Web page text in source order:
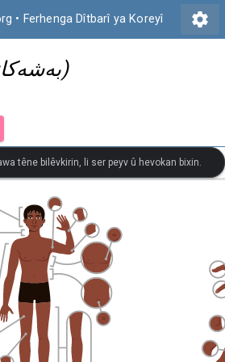
• Ferhenga Dîtbarî ya Koreyî settings
(بەشەکانی جەستە)
têne bilêvkirin, li ser peyv û hevokan bixin.